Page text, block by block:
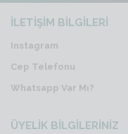
İLETİŞİM BİLGİLERİ
Instagram
Cep Telefonu
Whatsapp Var Mı?
ÜYELİK BİLGİLERİNİZ